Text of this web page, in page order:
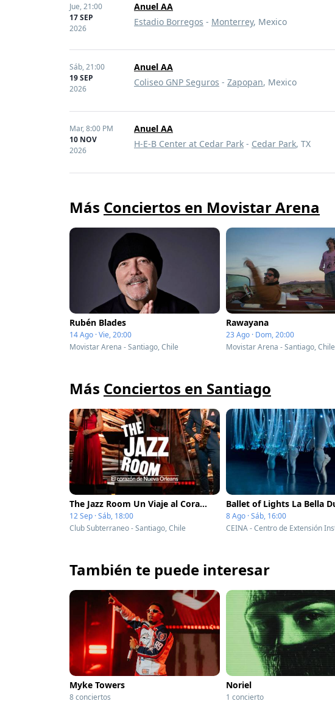
Jue,21:00
17 SEP
2026
Anuel AA
Estadio Borregos - Monterrey, Mexico
Sáb,21:00
19 SEP
2026
Anuel AA
Coliseo GNP Seguros - Zapopan, Mexico
Mar,8:00 PM
10 NOV
2026
Anuel AA
H-E-B Center at Cedar Park - Cedar Park, TX
Más Conciertos en Movistar Arena
Rubén Blades
14 Ago · Vie, 20:00
Movistar Arena - Santiago, Chile
Rawayana
23 Ago · Dom, 20:00
Movistar Arena - Santiago, Chile
Más Conciertos en Santiago
The Jazz Room Un Viaje al Corazón de Nueva Orleans
12 Sep · Sáb, 18:00
Club Subterraneo - Santiago, Chile
8 Ago · Sáb, 16:00
También te puede interesar
Myke Towers
8 conciertos
Noriel
1 concierto